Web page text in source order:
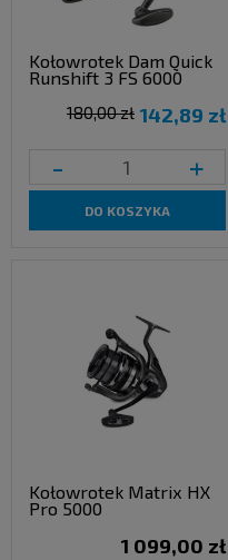
Kołowrotek Dam Quick
Runshift 3 FS 6000
142,89 zł
180,00 zł
- +
DO KOSZYKA
Kołowrotek Matrix HX
Pro 5000
1 099,00 zł